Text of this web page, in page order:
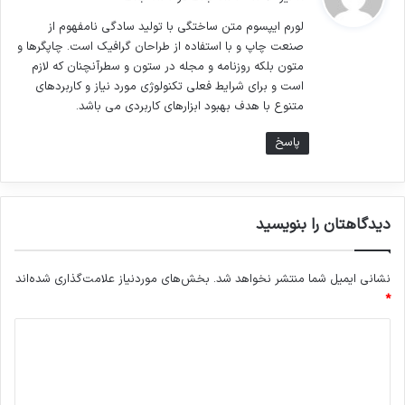
کتابهای زیادی در شصت و سه درصد گذشته، حال و
آینده شناخت فراوان جامعه و متخصصان را می
طلبد تا با نرم افزارها شناخت بیشتری را برای
فرهنگ پیشرو در زبان فارسی ایجاد کرد. در این
صورت می توان امید داشت که تمام و دشواری
پایان رسد وزمان مورد نیاز شامل حروفچینی
دستاوردهای اصلی و جوابگوی سوالات پیوسته اهل
:
لورم ایپسوم متن ساختگی با تولید سادگی نامفهوم از
صنعت چاپ و با استفاده از طراحان گرافیک است. چاپگرها و
متون بلکه روزنامه و مجله در ستون و سطرآنچنان که لازم
است و برای شرایط فعلی تکنولوژی مورد نیاز و کاربردهای
متنوع با هدف بهبود ابزارهای کاربردی می باشد.
پاسخ
دیدگاهتان را بنویسید
نشانی ایمیل شما منتشر نخواهد شد. بخش‌های موردنیاز علامت‌گذاری شده‌اند
*